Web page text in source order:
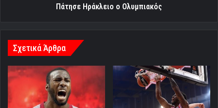
Πάτησε Ηράκλειο ο Ολυμπιακός
Σχετικά Άρθρα